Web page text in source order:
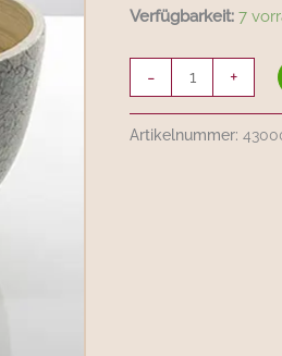
Verfügbarkeit: 7
-
Menge
+
Artikelnummer: